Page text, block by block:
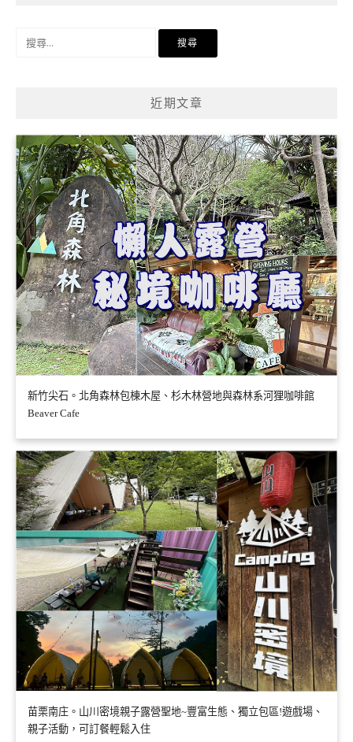
近期文章
新竹尖石。北角森林包棟木屋、杉木林營地與森林系河狸咖啡館
Beaver Cafe
苗栗南庄。山川密境親子露營聖地~豐富生態、獨立包區!遊戲場、
親子活動，可訂餐輕鬆入住